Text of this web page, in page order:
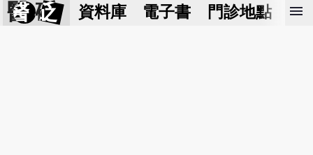
醫 砭 資料庫 電子書 門診地點 預
menu